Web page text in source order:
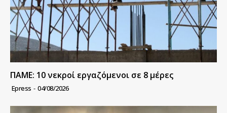
ΠΑΜΕ: 10 νεκροί εργαζόμενοι σε 8 μέρες
Epress - 04/08/2026